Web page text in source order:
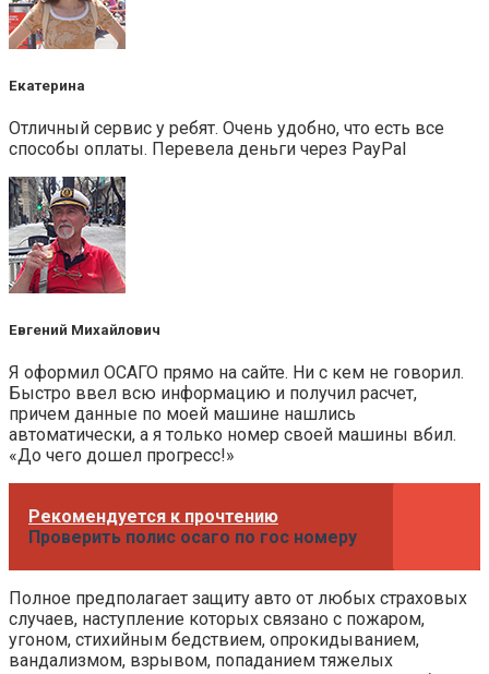
Екатерина
Отличный сервис у ребят. Очень удобно, что есть все
способы оплаты. Перевела деньги через PayPal
Евгений Михайлович
Я оформил ОСАГО прямо на сайте. Ни с кем не говорил.
Быстро ввел всю информацию и получил расчет,
причем данные по моей машине нашлись
автоматически, а я только номер своей машины вбил.
«До чего дошел прогресс!»
Рекомендуется к прочтению
Проверить полис осаго по гос номеру
Полное предполагает защиту авто от любых страховых
случаев, наступление которых связано с пожаром,
угоном, стихийным бедствием, опрокидыванием,
вандализмом, взрывом, попаданием тяжелых